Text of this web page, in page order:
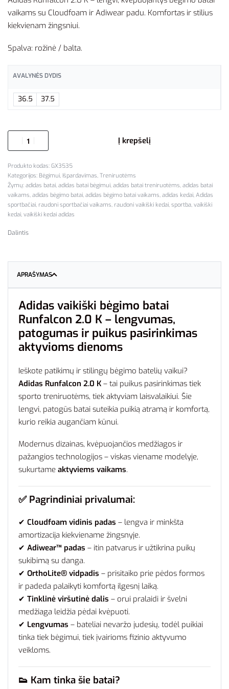
vaikams su Cloudfoam ir Adiwear padu. Komfortas ir stilius
kiekvienam žingsniui.
Spalva: rožinė / balta.
AVALYNĖS DYDIS
36.5 37.5
Į krepšelį
GX3535
Kategorijos: Bėgimui, Išpardavimas, Treniruotėms
Žymų: adidas batai, adidas batai bėgimui, adidas batai treniruotėms, adidas batai
vaikams, adidas bėgimo batai, adidas bėgimo batai vaikams, adidas kedai, Adidas
sportbačiai, raudoni sportbačiai vaikams, raudoni vaikiški kedai, sportba, vaikiški
kedai, vaikiški kedai adidas
Dalintis
APRAŠYMAS
Adidas vaikiški bėgimo batai
Runfalcon 2.0 K – lengvumas,
patogumas ir puikus pasirinkimas
aktyvioms dienoms
Ieškote patikimų ir stilingų bėgimo batelių vaikui?
Adidas Runfalcon 2.0 K – tai puikus pasirinkimas tiek
sporto treniruotėms, tiek aktyviam laisvalaikiui. Šie
lengvi, patogūs batai suteikia puikią atramą ir komfortą,
kurio reikia augančiam kūnui.
Modernus dizainas, kvėpuojančios medžiagos ir
pažangios technologijos – viskas viename modelyje,
sukurtame aktyviems vaikams.
✅ Pagrindiniai privalumai:
✔ Cloudfoam vidinis padas – lengva ir minkšta
amortizacija kiekviename žingsnyje.
✔ Adiwear™ padas – itin patvarus ir užtikrina puikų
sukibimą su danga.
✔ OrthoLite® vidpadis – prisitaiko prie pėdos formos
ir padeda palaikyti komfortą ilgesnį laiką.
✔ Tinklinė viršutinė dalis – orui pralaidi ir švelni
medžiaga leidžia pėdai kvėpuoti.
✔ Lengvumas – bateliai nevaržo judesių, todėl puikiai
tinka tiek bėgimui, tiek įvairioms fizinio aktyvumo
veikloms.
👟 Kam tinka šie batai?